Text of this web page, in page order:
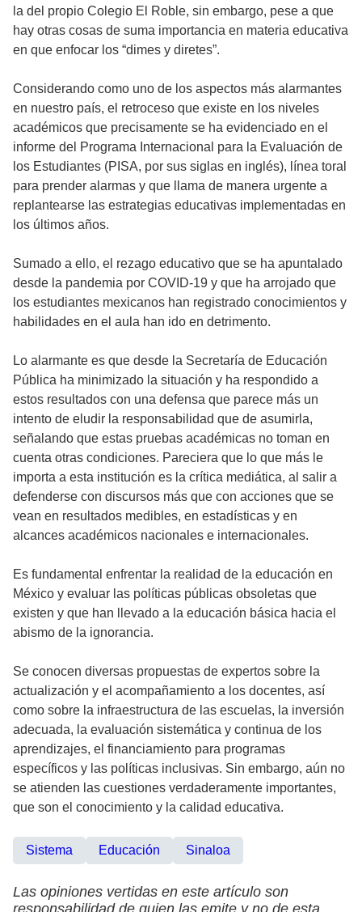
la del propio Colegio El Roble, sin embargo, pese a que
hay otras cosas de suma importancia en materia educativa
en que enfocar los “dimes y diretes”.
Considerando como uno de los aspectos más alarmantes
en nuestro país, el retroceso que existe en los niveles
académicos que precisamente se ha evidenciado en el
informe del Programa Internacional para la Evaluación de
los Estudiantes (PISA, por sus siglas en inglés), línea toral
para prender alarmas y que llama de manera urgente a
replantearse las estrategias educativas implementadas en
los últimos años.
Sumado a ello, el rezago educativo que se ha apuntalado
desde la pandemia por COVID-19 y que ha arrojado que
los estudiantes mexicanos han registrado conocimientos y
habilidades en el aula han ido en detrimento.
Lo alarmante es que desde la Secretaría de Educación
Pública ha minimizado la situación y ha respondido a
estos resultados con una defensa que parece más un
intento de eludir la responsabilidad que de asumirla,
señalando que estas pruebas académicas no toman en
cuenta otras condiciones. Pareciera que lo que más le
importa a esta institución es la crítica mediática, al salir a
defenderse con discursos más que con acciones que se
vean en resultados medibles, en estadísticas y en
alcances académicos nacionales e internacionales.
Es fundamental enfrentar la realidad de la educación en
México y evaluar las políticas públicas obsoletas que
existen y que han llevado a la educación básica hacia el
abismo de la ignorancia.
Se conocen diversas propuestas de expertos sobre la
actualización y el acompañamiento a los docentes, así
como sobre la infraestructura de las escuelas, la inversión
adecuada, la evaluación sistemática y continua de los
aprendizajes, el financiamiento para programas
específicos y las políticas inclusivas. Sin embargo, aún no
se atienden las cuestiones verdaderamente importantes,
que son el conocimiento y la calidad educativa.
Sistema Educación Sinaloa
Las opiniones vertidas en este artículo son